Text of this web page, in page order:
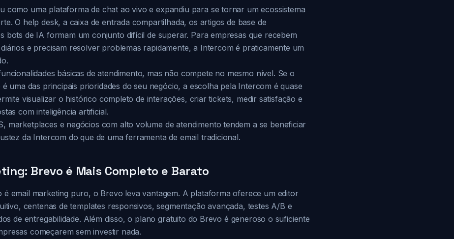
como uma plataforma de chat ao vivo e expandiu para se tornar um ecossistema
O help desk, a caixa de entrada compartilhada, os artigos de base de
bots de IA formam um conjunto difícil de superar. Para empresas que recebem
e precisam resolver problemas rapidamente, a Intercom é praticamente um
básicas de atendimento, mas não compete no mesmo nível. Se o
uma das principais prioridades do seu negócio, a escolha pela Intercom é quase
visualizar o histórico completo de interações, criar tickets, medir satisfação e
com inteligência artificial.
marketplaces e negócios com alto volume de atendimento tendem a se beneficiar
da Intercom do que de uma ferramenta de email tradicional.
Brevo é Mais Completo e Barato
é email marketing puro, o Brevo leva vantagem. A plataforma oferece um editor
centenas de templates responsivos, segmentação avançada, testes A/B e
de entregabilidade. Além disso, o plano gratuito do Brevo é generoso o suficiente
começarem sem investir nada.